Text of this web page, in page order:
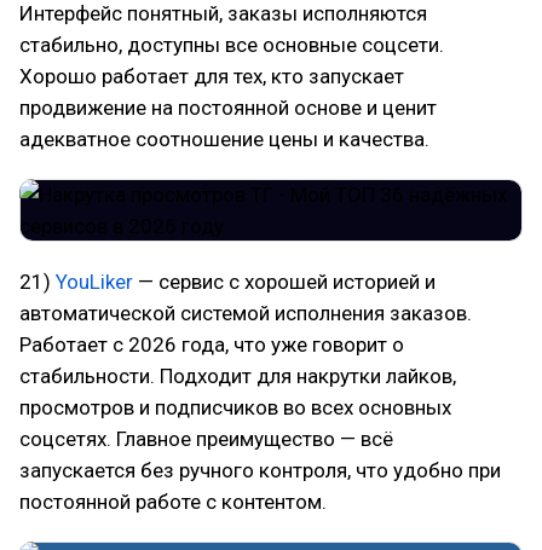
Интерфейс понятный, заказы исполняются
стабильно, доступны все основные соцсети.
Хорошо работает для тех, кто запускает
продвижение на постоянной основе и ценит
адекватное соотношение цены и качества.
21) YouLiker — сервис с хорошей историей и
автоматической системой исполнения заказов.
Работает с 2026 года, что уже говорит о
стабильности. Подходит для накрутки лайков,
просмотров и подписчиков во всех основных
соцсетях. Главное преимущество — всё
запускается без ручного контроля, что удобно при
постоянной работе с контентом.